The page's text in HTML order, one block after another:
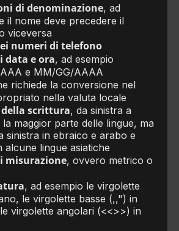
di denominazione, ad
il nome deve precedere il
viceversa
numeri di telefono
data e ora, ad esempio
e MM/GG/AAAA
richiede la conversione nel
nella valuta locale
scrittura, da sinistra a
maggior parte delle lingue, ma
sinistra in ebraico e arabo e
alcune lingue asiatiche
misurazione, ovvero metrico o
, ad esempio le virgolette
le virgolette basse (,,") in
virgolette angolari (<<>>) in